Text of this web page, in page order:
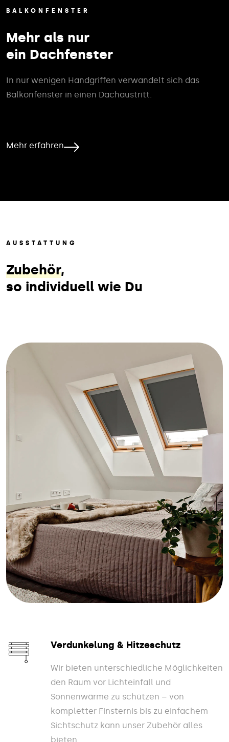
BALKONFENSTER
Mehr als nur
ein Dachfenster
In nur wenigen Handgriffen verwandelt sich das
Balkonfenster in einen Dachaustritt.
Mehr erfahren
AUSSTATTUNG
Zubehör,
so individuell wie Du
Verdunkelung & Hitzeschutz
Wir bieten unterschiedliche Möglichkeiten
den Raum vor Lichteinfall und
Sonnenwärme zu schützen – von
kompletter Finsternis bis zu einfachem
Sichtschutz kann unser Zubehör alles
bieten.